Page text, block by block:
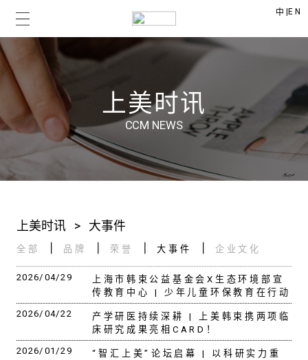
中 |EN
上美时讯
CCM NEWS
上美时讯 > 大事件
全部 品牌 荣誉 大事件 企业文化
2026/04/29
上海市韩束公益基金会X生态环境部宣
传教育中心 | 少年儿童环保教育在行动
2026/04/22
产学研医持续深耕 | 上美韩束携两项临
床研究成果亮相CARD！
2026/01/29
“智汇上美”论坛启幕 | 以科研实力重